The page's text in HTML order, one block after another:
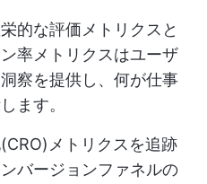
的な評価メトリクスと
率メトリクスはユーザ
察を提供し、何が仕事
ます。
メトリクスを追跡
バージョンファネルの